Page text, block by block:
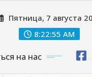
Пятница, 7 августа
8:22:56 AM
на нас